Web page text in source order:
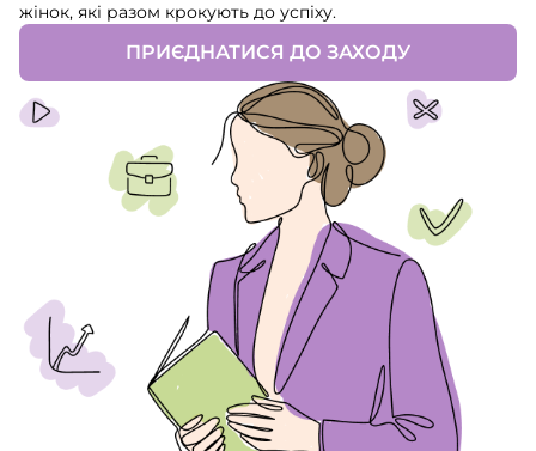
жінок, які разом крокують до успіху.
ПРИЄДНАТИСЯ ДО ЗАХОДУ